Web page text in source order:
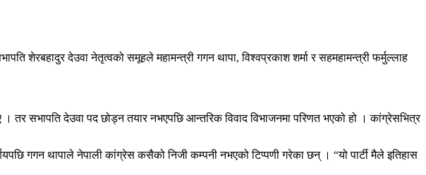
शेरबहादुर देउवा नेतृत्वको समूहले महामन्त्री गगन थापा, विश्वप्रकाश शर्मा र सहमहामन्त्री फर्मुल्लाह
सभापति देउवा पद छोड्न तयार नभएपछि आन्तरिक विवाद विभाजनमा परिणत भएको हो । कांग्रेसभित्र
गगन थापाले नेपाली कांग्रेस कसैको निजी कम्पनी नभएको टिप्पणी गरेका छन् । “यो पार्टी मैले इतिहास